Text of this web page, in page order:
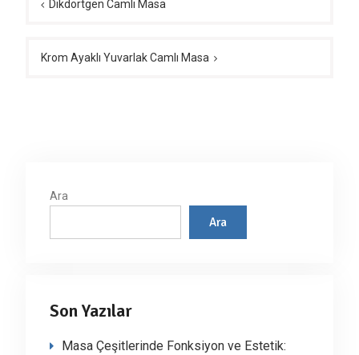
gezinmesi
Dikdörtgen Camlı Masa
Krom Ayaklı Yuvarlak Camlı Masa
Ara
Ara
Son Yazılar
Masa Çeşitlerinde Fonksiyon ve Estetik: